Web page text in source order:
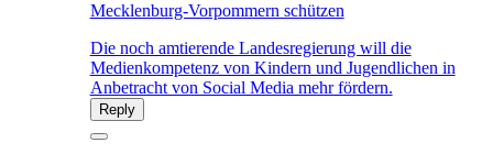
Mecklenburg-Vorpommern schützen
Die noch amtierende Landesregierung will die
Medienkompetenz von Kindern und Jugendlichen in
Anbetracht von Social Media mehr fördern.
Reply